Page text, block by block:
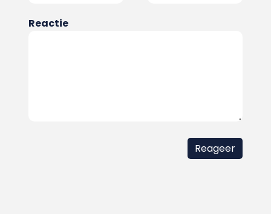
Reactie